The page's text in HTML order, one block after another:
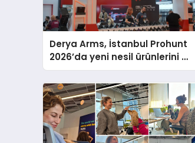
Derya Arms, İstanbul Prohunt
2026’da yeni nesil ürünlerini ve
global marka vizyonunu
sergiledi